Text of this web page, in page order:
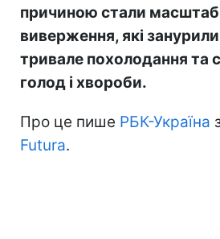
причиною стали
виверження, які
тривале похолодання та
голод і хвороби.
Про це пише РБК-Україна
Futura.